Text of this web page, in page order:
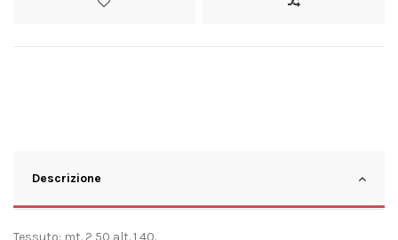
Descrizione
Tessuto: mt. 2,50 alt. 1,40.